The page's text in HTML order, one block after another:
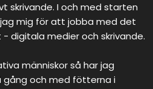
skrivande. I och med starten
mig för att jobba med det
digitala medier och skrivande.
människor så har jag
gång och med fötterna i